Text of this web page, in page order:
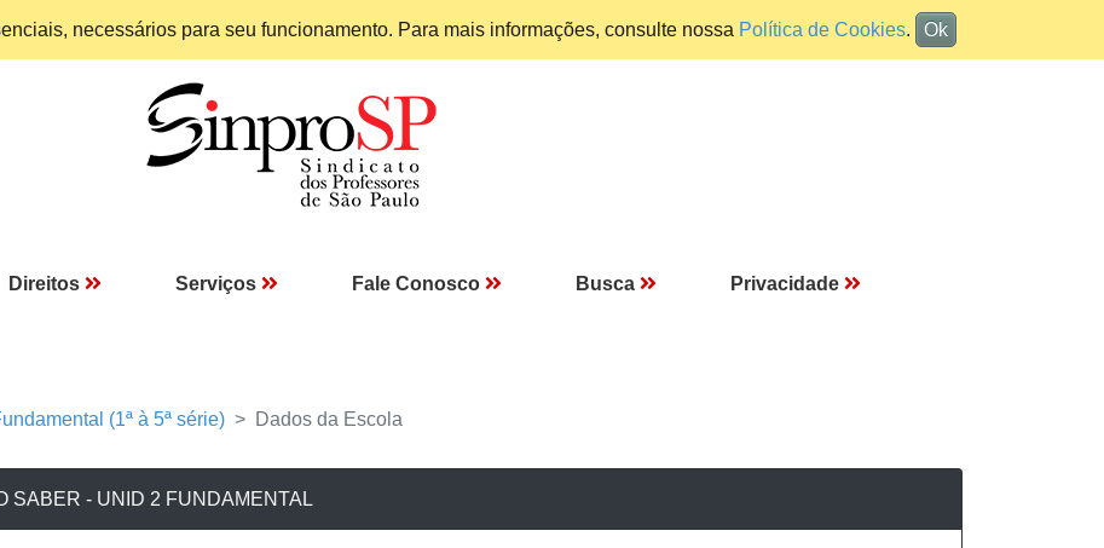
necessários para seu funcionamento. Para mais informações, consulte nossa Política de Cookies. Ok
Direitos Serviços Fale Conosco Busca Privacidade
(1ª à 5ª série) Dados da Escola
SABER - UNID 2 FUNDAMENTAL